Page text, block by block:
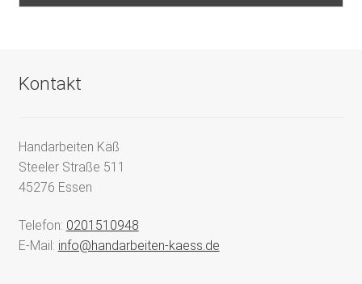
Kontakt
Handarbeiten Käß
Steeler Straße 511
45276 Essen
Telefon: 0201510948
E-Mail: info@handarbeiten-kaess.de